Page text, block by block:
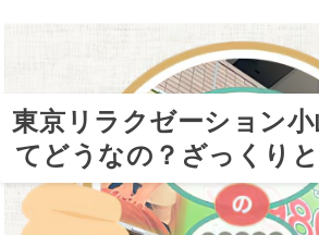
東京リラクゼーション小
てどうなの？ざっくり